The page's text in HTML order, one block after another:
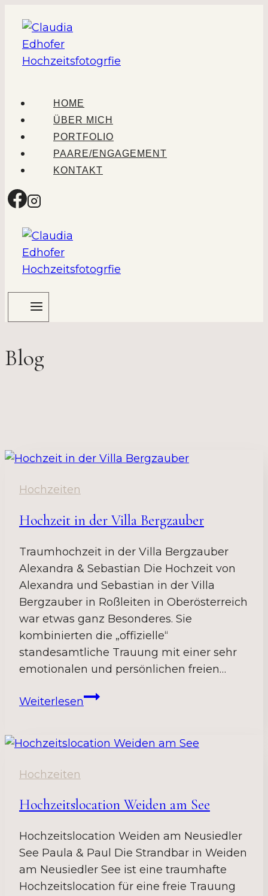
Inhalt
springen
HOME
ÜBER MICH
PORTFOLIO
PAARE/ENGAGEMENT
KONTAKT
Blog
Hochzeiten
Hochzeit in der Villa Bergzauber
Traumhochzeit in der Villa Bergzauber
Alexandra & Sebastian Die Hochzeit von
Alexandra und Sebastian in der Villa
Bergzauber in Roßleiten in Oberösterreich
war etwas ganz Besonderes. Sie
kombinierten die „offizielle“
standesamtliche Trauung mit einer sehr
emotionalen und persönlichen freien…
WeiterlesenHochzeit
Villa
Hochzeiten
Hochzeitslocation Weiden am See
Hochzeitslocation Weiden am Neusiedler
See Paula & Paul Die Strandbar in Weiden
am Neusiedler See ist eine traumhafte
Hochzeitslocation für eine freie Trauung